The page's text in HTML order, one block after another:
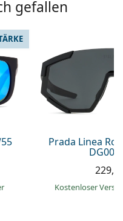
gefallen
Prada Linea
Kostenloser